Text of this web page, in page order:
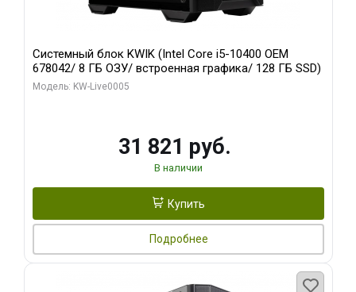
Системный блок KWIK (Intel Core i5-10400 OEM
678042/ 8 ГБ ОЗУ/ встроенная графика/ 128 ГБ SSD)
Модель: KW-Live0005
31 821 руб.
В наличии
Купить
Подробнее